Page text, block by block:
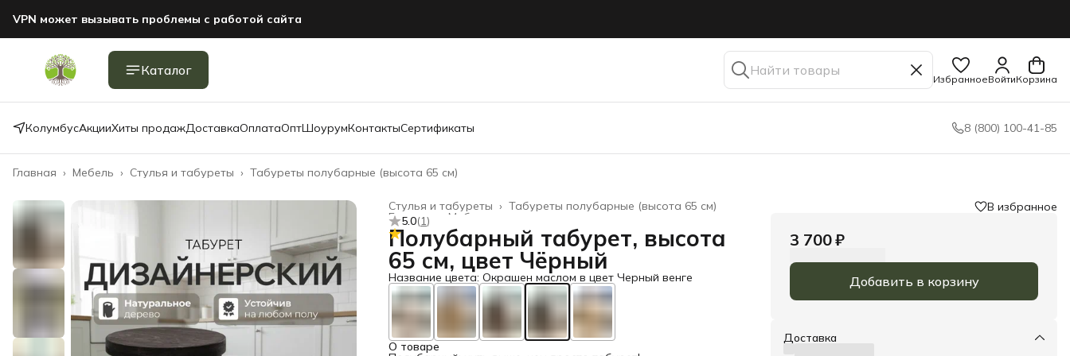
VPN может вызывать проблемы с работой сайта
Каталог
ИзбранноеВойтиКорзина
КолумбусАкцииХиты продажДоставкаОплатаОптШоурумКонтактыСертификаты 8 (800) 100-41-85
Табуреты полубарные (высота 65 см)
Стулья и табуреты ›
Мебель ›
Главная ›
Табуреты полубарные (высота 65 см)
Стулья и табуреты ›
Мебель
Главная
5.0(1)
Полубарный табурет, высота
65 см, цвет Чёрный
Название цвета: Окрашен маслом в цвет Черный венге
О товаре
В избранное
3 700 ₽
Добавить в корзину
Доставка